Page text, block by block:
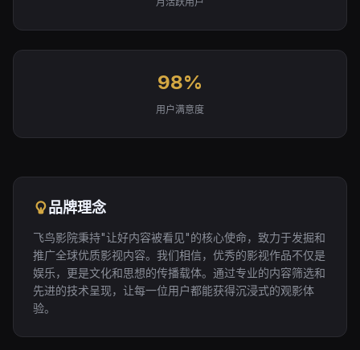
98%
用户满意度
品牌理念
飞鸟影院秉持"让好内容被看见"的核心使命，致力于发掘和
推广全球优质影视内容。我们相信，优秀的影视作品不仅是
娱乐，更是文化和思想的传播载体。通过专业的内容筛选和
先进的技术呈现，让每一位用户都能获得沉浸式的观影体
验。